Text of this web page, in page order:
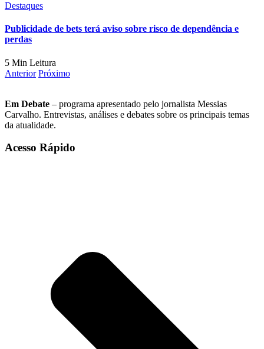
Destaques
Publicidade de bets terá aviso sobre risco de dependência e
perdas
5 Min Leitura
Anterior Próximo
Em Debate – programa apresentado pelo jornalista Messias
Carvalho. Entrevistas, análises e debates sobre os principais temas
da atualidade.
Acesso Rápido